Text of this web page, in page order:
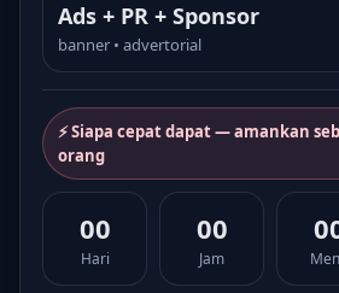
Ads + PR + Sponsor
banner • advertorial
⚡ Siapa cepat dapat — amankan
orang
00
Hari
00
Jam